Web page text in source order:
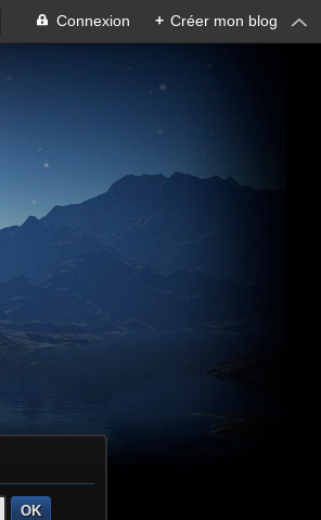
Connexion + Créer mon blog
OK